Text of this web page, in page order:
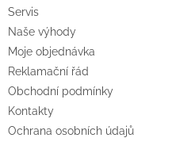
Servis
Naše výhody
Moje objednávka
Reklamační řád
Obchodní podmínky
Kontakty
Ochrana osobních údajů